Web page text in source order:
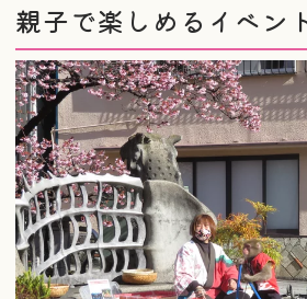
親子で楽しめるイベン